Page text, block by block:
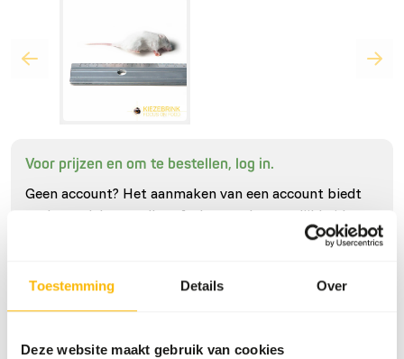
Toestemming Details Over
Deze website maakt gebruik van cookies
Voor prijzen en om te bestellen, log in.
Geen account? Het aanmaken van een account biedt
veel voordelen: sneller afrekenen, de mogelijkheid om
meerdere adressen te registreren, je bestellingen te